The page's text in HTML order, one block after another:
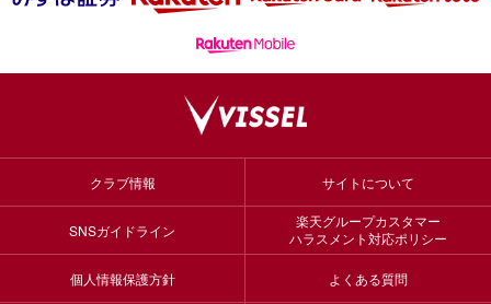
クラブ情報 サイトについて
SNSガイドライン
楽天グループカスタマー
ハラスメント対応ポリシー
個人情報保護方針 よくある質問